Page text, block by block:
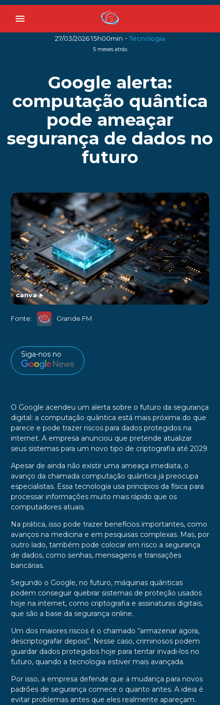
menu
27/03/2026 15h00min -Tecnologia
5 meses atrás
Google alerta:
computação quântica
pode ameaçar
segurança de dados no
futuro
canva►
Fonte: Grande FM
Siga-nos no
O Google acendeu um alerta sobre o futuro da segurança
digital: a computação quântica está mais próxima do que
parece e pode trazer riscos para dados protegidos na
internet. A empresa anunciou que pretende atualizar
seus sistemas para um novo tipo de criptografia até 2029.
Apesar de ainda não existir uma ameaça imediata, o
avanço da chamada computação quântica já preocupa
especialistas. Essa tecnologia usa princípios da física para
processar informações muito mais rápido que os
computadores atuais.
Na prática, isso pode trazer benefícios importantes, como
avanços na medicina e em pesquisas complexas. Mas, por
outro lado, também pode colocar em risco a segurança
de dados, como senhas, mensagens e transações
bancárias.
Segundo o Google, no futuro, máquinas quânticas
podem conseguir quebrar sistemas de proteção usados
hoje na internet, como criptografia e assinaturas digitais,
que são a base da segurança online.
Um dos maiores riscos é o chamado “armazenar agora,
descriptografar depois”. Nesse caso, criminosos podem
guardar dados protegidos hoje para tentar invadi-los no
futuro, quando a tecnologia estiver mais avançada.
Por isso, a empresa defende que a mudança para novos
padrões de segurança comece o quanto antes. A ideia é
evitar problemas antes que eles realmente apareçam.